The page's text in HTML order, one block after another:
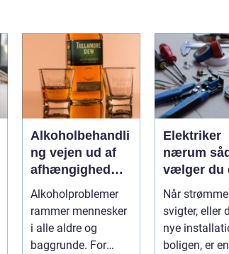
Alkoholbehandli
ng vejen ud af
afhængighed
med
professionel
støtte
Alkoholproblemer
rammer mennesker
i alle aldre og
baggrunde. For
Elektriker
nærum sådan
vælger du
rette
dine el-
Når
svigter, eller
nye
boligen, er